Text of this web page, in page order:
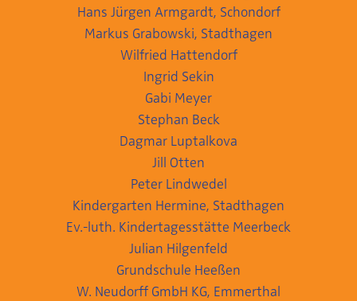
Hans Jürgen Armgardt, Schondorf
Markus Grabowski, Stadthagen
Wilfried Hattendorf
Ingrid Sekin
Gabi Meyer
Stephan Beck
Dagmar Luptalkova
Jill Otten
Peter Lindwedel
Kindergarten Hermine, Stadthagen
Ev.-luth. Kindertagesstätte Meerbeck
Julian Hilgenfeld
Grundschule Heeßen
W. Neudorff GmbH KG, Emmerthal